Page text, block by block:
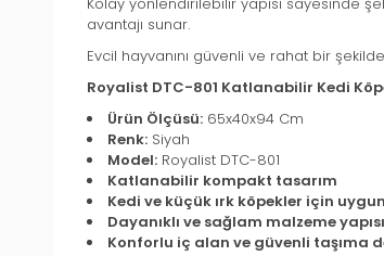
avantajı sunar.
Evcil hayvanını güvenli ve rahat bir
Royalist DTC-801 Katlanabilir Kedi
Ürün Ölçüsü: 65x40x94 Cm
Renk: Siyah
Model: Royalist DTC-801
Katlanabilir kompakt tasarım
Kedi ve küçük ırk köpekler için
Dayanıklı ve sağlam malzeme yapısı
Konforlu iç alan ve güvenli taşıma